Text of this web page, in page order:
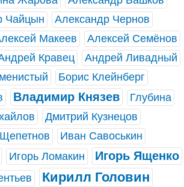
Чайцын
Александр Чернов
Макеев
Алексей Семёнов
Кравец
Андрей Ливадный
Борис Клейнберг
Владимир Князев
Глубина
Дмитрий Кузнецов
Иван Савоськин
Игорь Ломакин Игорь Ященко
Кирилл Головин